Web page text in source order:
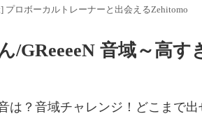
プロボーカルトレーナーと出会えるZehitomo
/GReeeeN 音域～高
は？音域チャレンジ！どこまで出